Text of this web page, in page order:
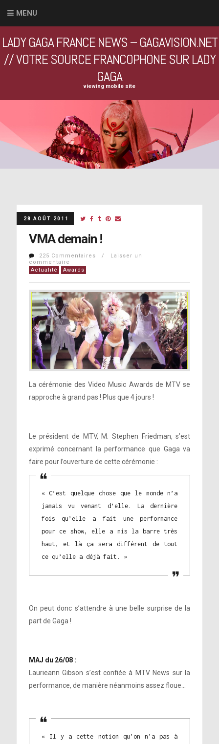
MENU
LADY GAGA FRANCE NEWS – GAGAVISION.NET
// VOTRE SOURCE FRANCOPHONE SUR LADY
GAGA
viewing mobile site
28 AOÛT 2011
VMA demain !
225 Commentaires / Laisser un
commentaire
Actualité
Awards
La cérémonie des Video Music Awards de MTV se
rapproche à grand pas ! Plus que 4 jours !
Le président de MTV, M. Stephen Friedman, s’est
exprimé concernant la performance que Gaga va
faire pour l’ouverture de cette cérémonie :
« C’est quelque chose que le monde n’a
jamais vu venant d’elle. La dernière
fois qu’elle a fait une performance
pour ce show, elle a mis la barre très
haut, et là ça sera différent de tout
ce qu’elle a déjà fait. »
On peut donc s’attendre à une belle surprise de la
part de Gaga !
MAJ du 26/08 :
Laurieann Gibson s’est confiée à MTV News sur la
performance, de manière néanmoins assez floue…
« Il y a cette notion qu’on n’a pas à